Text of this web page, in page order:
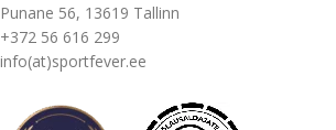
Punane 56, 13619 Tallinn
+372 56 616 299
info(at)sportfever.ee